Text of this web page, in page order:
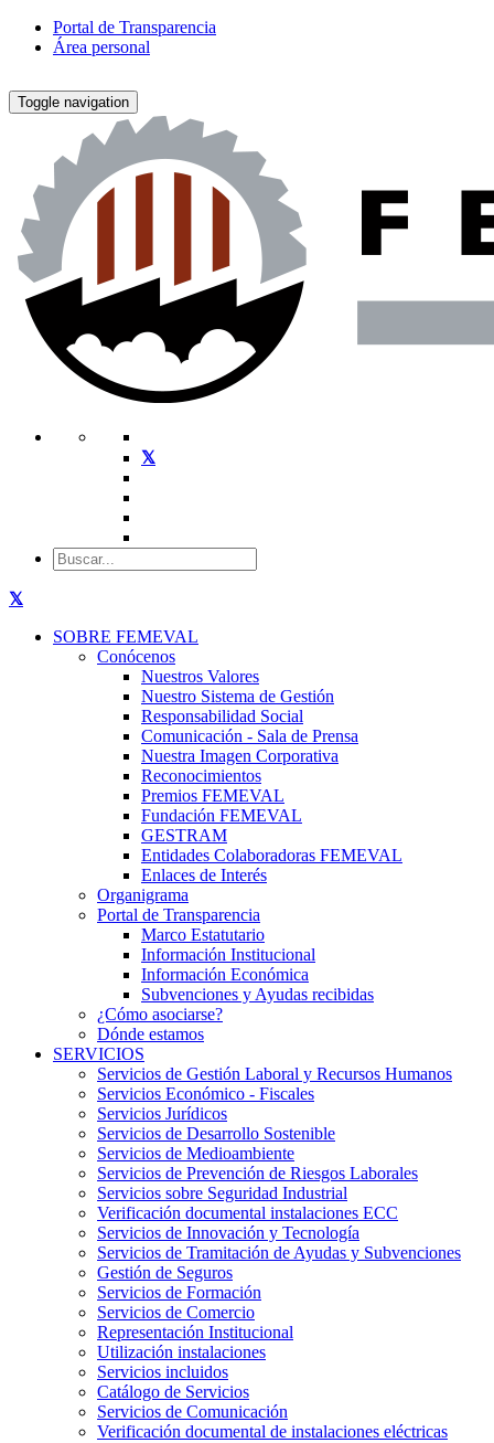
Portal de Transparencia
Área personal
Toggle navigation
SOBRE FEMEVAL
Conócenos
Nuestros Valores
Nuestro Sistema de Gestión
Responsabilidad Social
Comunicación - Sala de Prensa
Nuestra Imagen Corporativa
Reconocimientos
Premios FEMEVAL
Fundación FEMEVAL
GESTRAM
Entidades Colaboradoras FEMEVAL
Enlaces de Interés
Organigrama
Portal de Transparencia
Marco Estatutario
Información Institucional
Información Económica
Subvenciones y Ayudas recibidas
¿Cómo asociarse?
Dónde estamos
SERVICIOS
Servicios de Gestión Laboral y Recursos Humanos
Servicios Económico - Fiscales
Servicios Jurídicos
Servicios de Desarrollo Sostenible
Servicios de Medioambiente
Servicios de Prevención de Riesgos Laborales
Servicios sobre Seguridad Industrial
Verificación documental instalaciones ECC
Servicios de Innovación y Tecnología
Servicios de Tramitación de Ayudas y Subvenciones
Gestión de Seguros
Servicios de Formación
Servicios de Comercio
Representación Institucional
Utilización instalaciones
Servicios incluidos
Catálogo de Servicios
Servicios de Comunicación
Verificación documental de instalaciones eléctricas